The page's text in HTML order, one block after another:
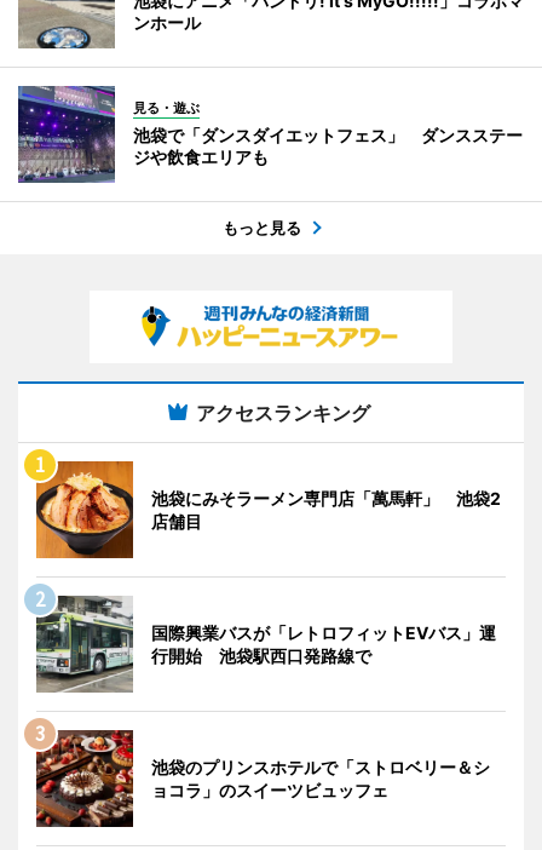
ンホール
見る・遊ぶ
池袋で「ダンスダイエットフェス」 ダンスステー
ジや飲食エリアも
もっと見る
アクセスランキング
池袋にみそラーメン専門店「萬馬軒」 池袋2
店舗目
国際興業バスが「レトロフィットEVバス」運
行開始 池袋駅西口発路線で
池袋のプリンスホテルで「ストロベリー＆シ
ョコラ」のスイーツビュッフェ